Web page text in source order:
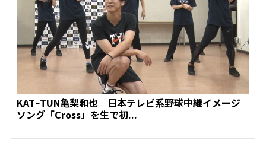
KATｰTUN亀梨和也 日本テレビ系野球中継イメージ
ソング「Cross」を生で初...